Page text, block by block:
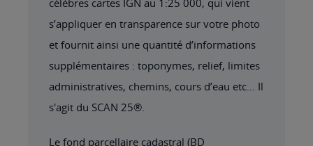
célèbres cartes IGN au 1:25 000, qui vient
s’appliquer en transparence sur votre photo
et fournit ainsi une quantité d’informations
supplémentaires : toponymes, relief, limites
administratives, chemins, cours d’eau etc… Il
s'agit du SCAN 25®.
Le fond parcellaire cadastral (BD